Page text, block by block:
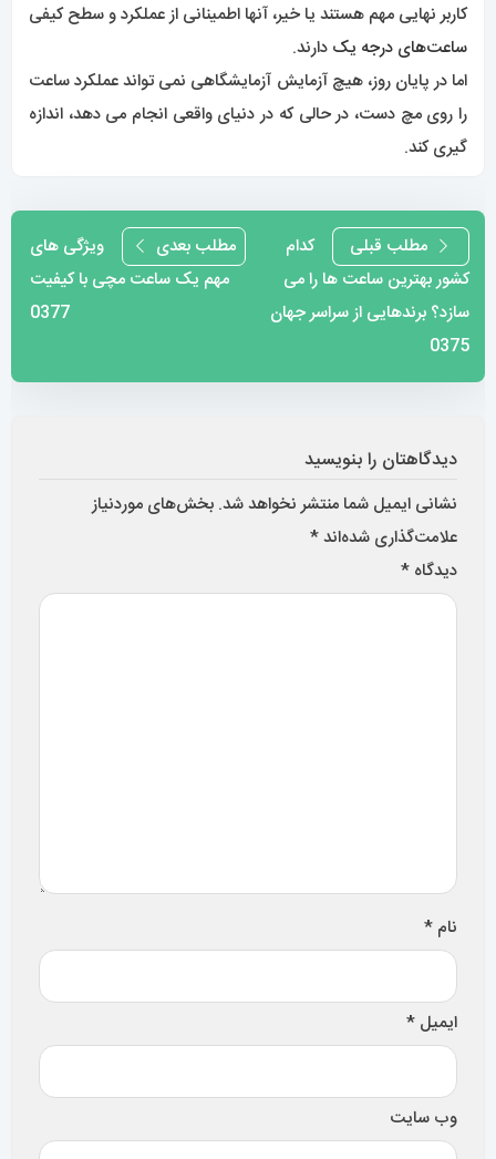
کاربر نهایی مهم هستند یا خیر، آنها اطمینانی از عملکرد و سطح کیفی
ساعت‌های درجه یک دارند.
اما در پایان روز، هیچ آزمایش آزمایشگاهی نمی تواند عملکرد ساعت
را روی مچ دست، در حالی که در دنیای واقعی انجام می دهد، اندازه
گیری کند.
راهبری
نوشته
مطلب قبلی
کدام
کشور بهترین ساعت ها را می
سازد؟ برندهایی از سراسر جهان
0375
مطلب بعدی
ویژگی های
مهم یک ساعت مچی با کیفیت
0377
دیدگاهتان را بنویسید
نشانی ایمیل شما منتشر نخواهد شد. بخش‌های موردنیاز
علامت‌گذاری شده‌اند*
دیدگاه *
نام *
ایمیل *
وب‌ سایت